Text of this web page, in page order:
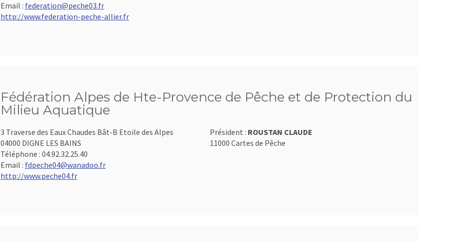
Email : federation@peche03.fr
http://www.federation-peche-allier.fr
Fédération Alpes de Hte-Provence de Pêche et de Protection du
Milieu Aquatique
3 Traverse des Eaux Chaudes Bât-B Etoile des Alpes
04000 DIGNE LES BAINS
Téléphone : 04.92.32.25.40
Email : fdpeche04@wanadoo.fr
http://www.peche04.fr
Président : ROUSTAN CLAUDE
11000 Cartes de Pêche